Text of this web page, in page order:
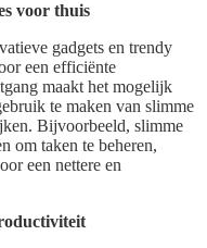
voor thuis
gadgets en trendy
een efficiënte
maakt het mogelijk
te maken van slimme
Bijvoorbeeld, slimme
om taken te beheren,
een nettere en